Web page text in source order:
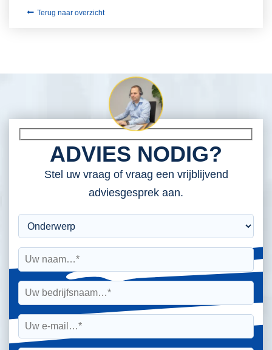
Terug naar overzicht
ADVIES NODIG?
Stel uw vraag of vraag een vrijblijvend
adviesgesprek aan.